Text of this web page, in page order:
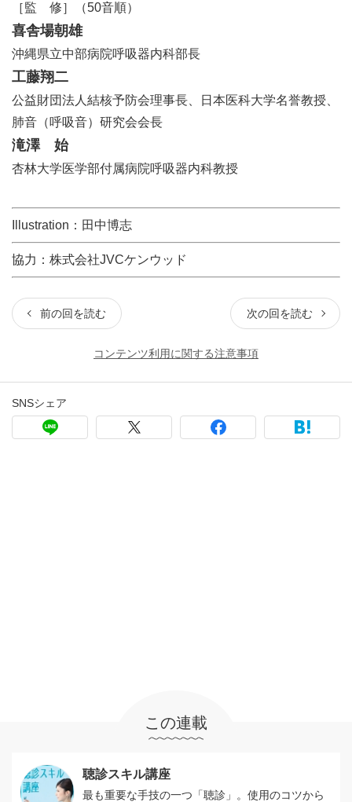
［監 修］（50音順）
喜舎場朝雄
沖縄県立中部病院呼吸器内科部長
工藤翔二
公益財団法人結核予防会理事長、日本医科大学名誉教授、
肺音（呼吸音）研究会会長
滝澤 始
杏林大学医学部付属病院呼吸器内科教授
Illustration：田中博志
協力：株式会社JVCケンウッド
前の回を読む 次の回を読む
コンテンツ利用に関する注意事項
SNSシェア
この連載
聴診スキル講座
最も重要な手技の一つ「聴診」。使用のコツから